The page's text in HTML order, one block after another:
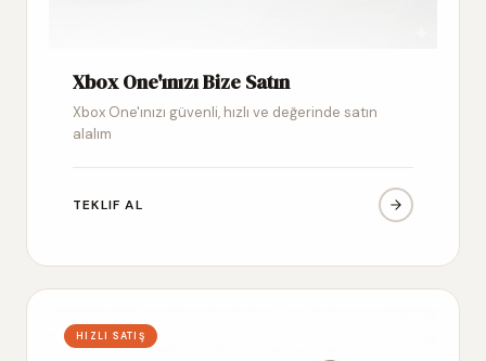
Xbox One'ınızı Bize Satın
Xbox One'ınızı güvenli, hızlı ve değerinde satın
alalım
TEKLIF AL
HIZLI SATIŞ